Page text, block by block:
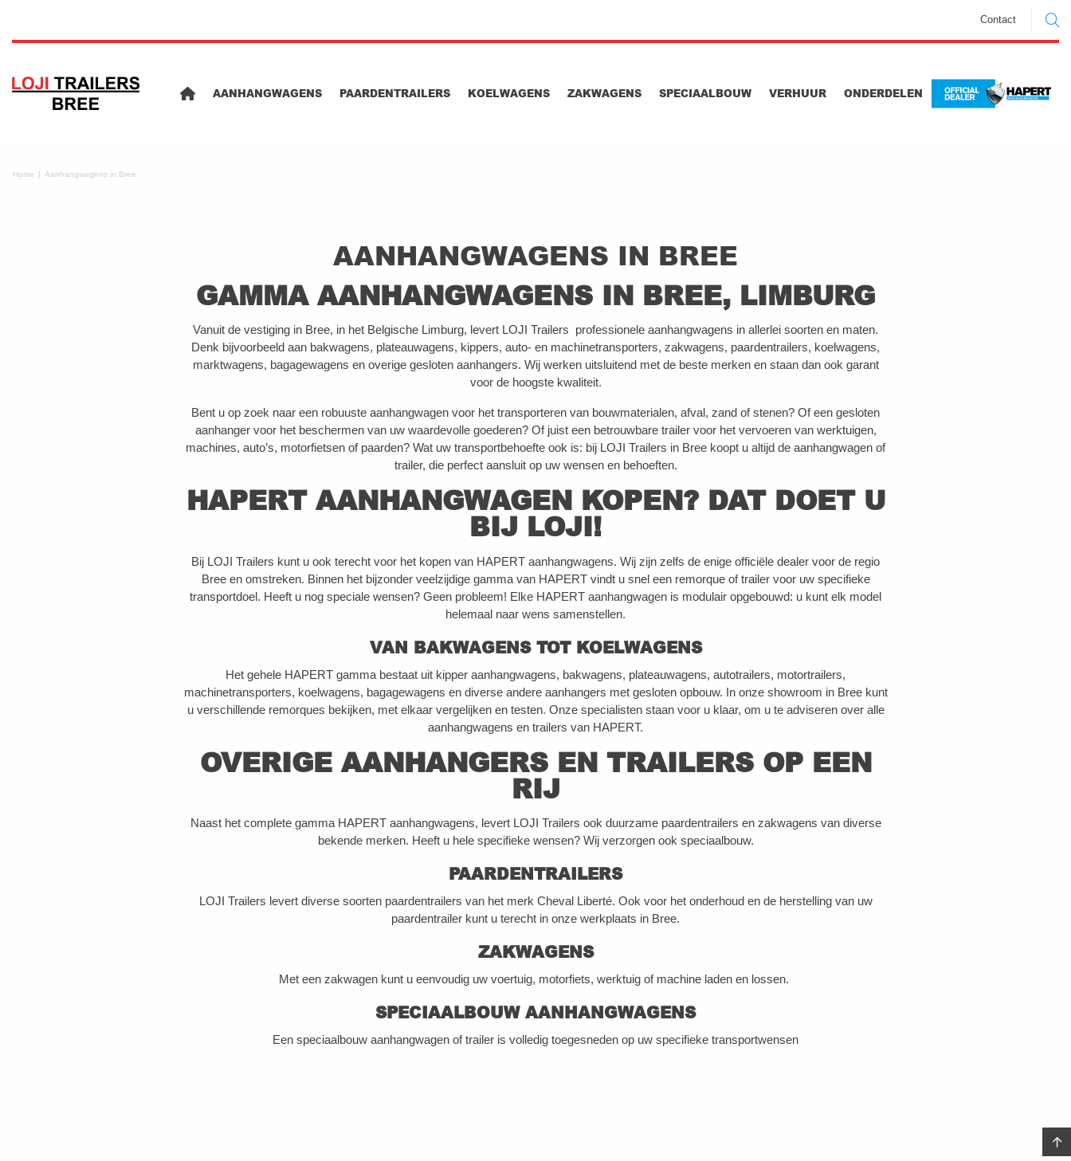
Contact
AANHANGWAGENS PAARDENTRAILERS KOELWAGENS ZAKWAGENS SPECIAALBOUW VERHUUR ONDERDELEN
Home Aanhangwagens in Bree
AANHANGWAGENS IN BREE
GAMMA AANHANGWAGENS IN BREE, LIMBURG
Vanuit de vestiging in Bree, in het Belgische Limburg, levert LOJI Trailers professionele aanhangwagens in allerlei soorten en maten.
Denk bijvoorbeeld aan bakwagens, plateauwagens, kippers, auto- en machinetransporters, zakwagens, paardentrailers, koelwagens,
marktwagens, bagagewagens en overige gesloten aanhangers. Wij werken uitsluitend met de beste merken en staan dan ook garant
voor de hoogste kwaliteit.
Bent u op zoek naar een robuuste aanhangwagen voor het transporteren van bouwmaterialen, afval, zand of stenen? Of een gesloten
aanhanger voor het beschermen van uw waardevolle goederen? Of juist een betrouwbare trailer voor het vervoeren van werktuigen,
machines, auto’s, motorfietsen of paarden? Wat uw transportbehoefte ook is: bij LOJI Trailers in Bree koopt u altijd de aanhangwagen of
trailer, die perfect aansluit op uw wensen en behoeften.
HAPERT AANHANGWAGEN KOPEN? DAT DOET U
BIJ LOJI!
Bij LOJI Trailers kunt u ook terecht voor het kopen van HAPERT aanhangwagens. Wij zijn zelfs de enige officiële dealer voor de regio
Bree en omstreken. Binnen het bijzonder veelzijdige gamma van HAPERT vindt u snel een remorque of trailer voor uw specifieke
transportdoel. Heeft u nog speciale wensen? Geen probleem! Elke HAPERT aanhangwagen is modulair opgebouwd: u kunt elk model
helemaal naar wens samenstellen.
VAN BAKWAGENS TOT KOELWAGENS
Het gehele HAPERT gamma bestaat uit kipper aanhangwagens, bakwagens, plateauwagens, autotrailers, motortrailers,
machinetransporters, koelwagens, bagagewagens en diverse andere aanhangers met gesloten opbouw. In onze showroom in Bree kunt
u verschillende remorques bekijken, met elkaar vergelijken en testen. Onze specialisten staan voor u klaar, om u te adviseren over alle
aanhangwagens en trailers van HAPERT.
OVERIGE AANHANGERS EN TRAILERS OP EEN
RIJ
Naast het complete gamma HAPERT aanhangwagens, levert LOJI Trailers ook duurzame paardentrailers en zakwagens van diverse
bekende merken. Heeft u hele specifieke wensen? Wij verzorgen ook speciaalbouw.
PAARDENTRAILERS
LOJI Trailers levert diverse soorten paardentrailers van het merk Cheval Liberté. Ook voor het onderhoud en de herstelling van uw
paardentrailer kunt u terecht in onze werkplaats in Bree.
ZAKWAGENS
Met een zakwagen kunt u eenvoudig uw voertuig, motorfiets, werktuig of machine laden en lossen.
SPECIAALBOUW AANHANGWAGENS
Een speciaalbouw aanhangwagen of trailer is volledig toegesneden op uw specifieke transportwensen